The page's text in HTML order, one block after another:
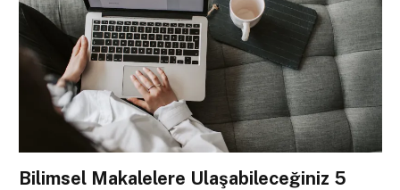
Bilimsel Makalelere Ulaşabileceğiniz 5